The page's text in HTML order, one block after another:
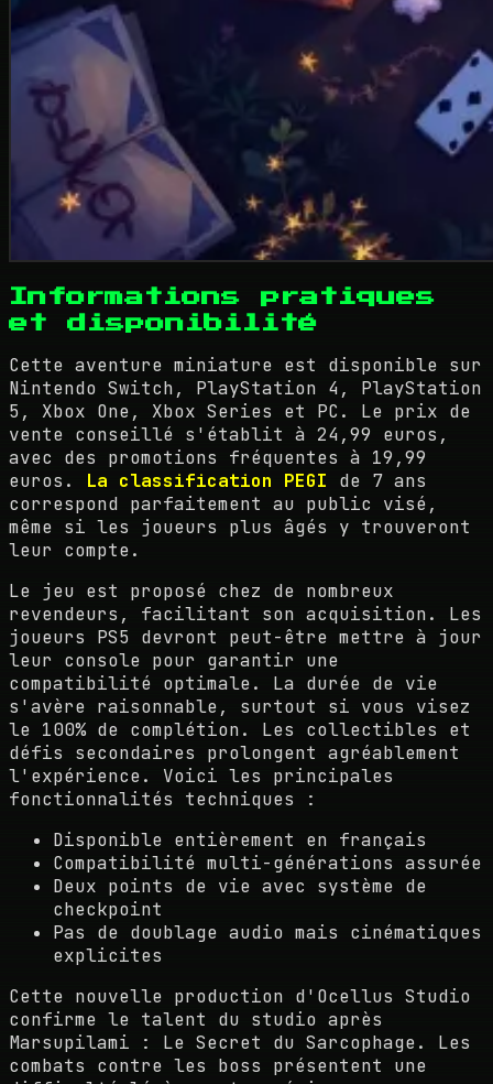
Informations pratiques
et disponibilité
Cette aventure miniature est disponible sur
Nintendo Switch, PlayStation 4, PlayStation
5, Xbox One, Xbox Series et PC. Le prix de
vente conseillé s'établit à 24,99 euros,
avec des promotions fréquentes à 19,99
euros. La classification PEGI de 7 ans
correspond parfaitement au public visé,
même si les joueurs plus âgés y trouveront
leur compte.
Le jeu est proposé chez de nombreux
revendeurs, facilitant son acquisition. Les
joueurs PS5 devront peut-être mettre à jour
leur console pour garantir une
compatibilité optimale. La durée de vie
s'avère raisonnable, surtout si vous visez
le 100% de complétion. Les collectibles et
défis secondaires prolongent agréablement
l'expérience. Voici les principales
fonctionnalités techniques :
Disponible entièrement en français
Compatibilité multi-générations assurée
Deux points de vie avec système de
checkpoint
Pas de doublage audio mais cinématiques
explicites
Cette nouvelle production d'Ocellus Studio
confirme le talent du studio après
Marsupilami : Le Secret du Sarcophage. Les
combats contre les boss présentent une